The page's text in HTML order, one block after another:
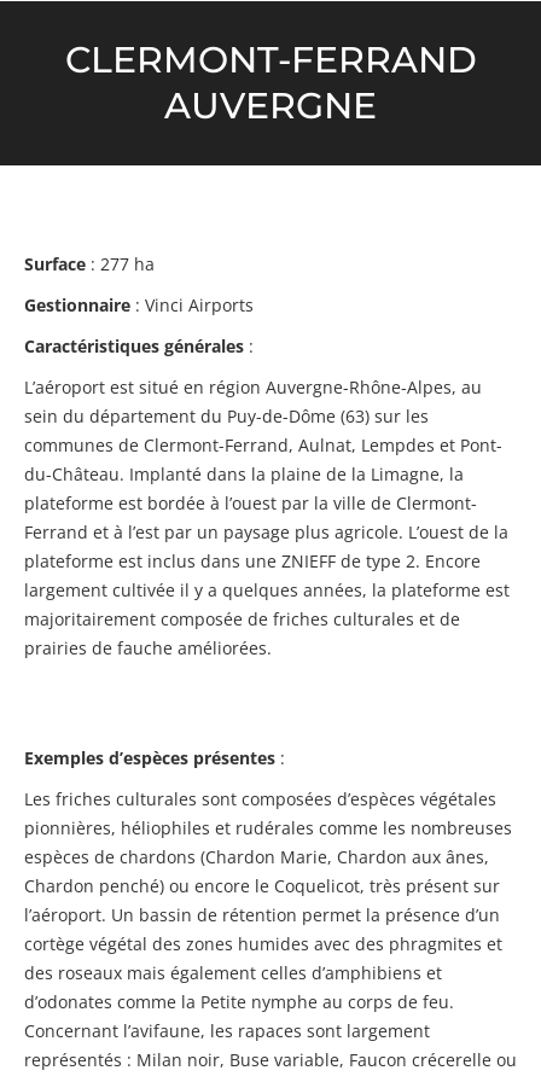
CLERMONT-FERRAND
AUVERGNE
Surface : 277 ha
Gestionnaire : Vinci Airports
Caractéristiques générales :
L’aéroport est situé en région Auvergne-Rhône-Alpes, au
sein du département du Puy-de-Dôme (63) sur les
communes de Clermont-Ferrand, Aulnat, Lempdes et Pont-
du-Château. Implanté dans la plaine de la Limagne, la
plateforme est bordée à l’ouest par la ville de Clermont-
Ferrand et à l’est par un paysage plus agricole. L’ouest de la
plateforme est inclus dans une ZNIEFF de type 2. Encore
largement cultivée il y a quelques années, la plateforme est
majoritairement composée de friches culturales et de
prairies de fauche améliorées.
Exemples d’espèces présentes :
Les friches culturales sont composées d’espèces végétales
pionnières, héliophiles et rudérales comme les nombreuses
espèces de chardons (Chardon Marie, Chardon aux ânes,
Chardon penché) ou encore le Coquelicot, très présent sur
l’aéroport. Un bassin de rétention permet la présence d’un
cortège végétal des zones humides avec des phragmites et
des roseaux mais également celles d’amphibiens et
d’odonates comme la Petite nymphe au corps de feu.
Concernant l’avifaune, les rapaces sont largement
représentés : Milan noir, Buse variable, Faucon crécerelle ou